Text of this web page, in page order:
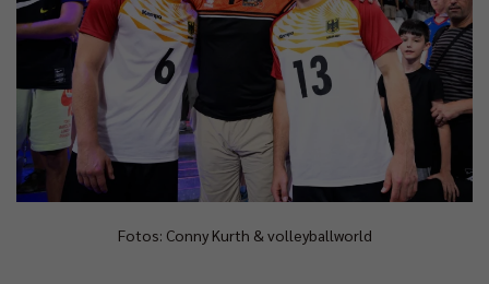
Fotos: Conny Kurth & volleyballworld